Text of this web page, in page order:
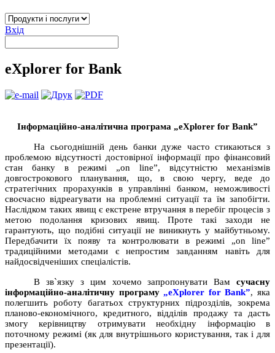
Вхід
eXplorer for Bank
Інформаційно-аналітична програма „eXplorer for Bank”
На сьогоднішній день банки дуже часто стикаються з
проблемою відсутності достовірної інформації про фінансовий
стан банку в режимі „оn line”, відсутністю механізмів
довгострокового планування, що, в свою чергу, веде до
стратегічних прорахунків в управлінні банком, неможливості
своєчасно відреагувати на проблемні ситуації та їм запобігти.
Наслідком таких явищ є екстрене втручання в перебіг процесів з
метою подолання кризових явищ. Проте такі заходи не
гарантують, що подібні ситуації не виникнуть у майбутньому.
Передбачити їх появу та контролювати
в режимі „оn line”
традиційними методами є непростим завданням навіть для
найдосвідченіших спеціалістів.
В зв`язку з цим хочемо запропонувати Вам сучасну
інформаційно-аналітичну програму „eXplorer for Bank”, яка
полегшить роботу багатьох структурних підрозділів, зокрема
планово-економічного, кредитного, відділів продажу та дасть
змогу керівництву отримувати необхідну інформацію в
поточному режимі (як для внутрішнього користування, так і для
презентації).